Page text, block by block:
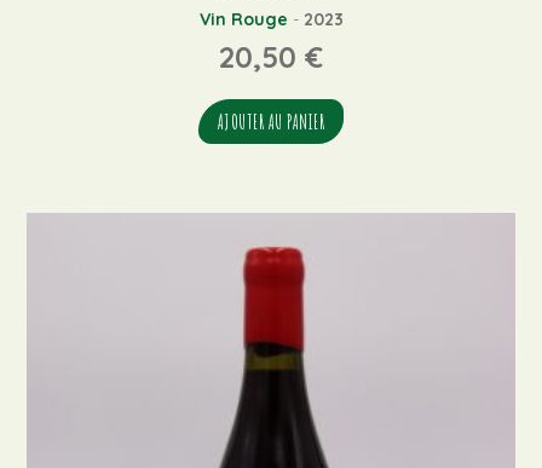
Vin Rouge - 2023
20,50 €
AJOUTER AU PANIER